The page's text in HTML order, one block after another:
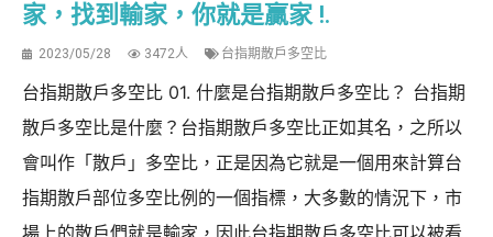
家，找到輸家，你就是贏家 !.
2023/05/28 3472人 台指期散戶多空比
台指期散戶多空比 01. 什麼是台指期散戶多空比？ 台指期
散戶多空比是什麼？台指期散戶多空比正如其名，之所以
會叫作「散戶」多空比，正是因為它就是一個用來計算台
指期散戶部位多空比例的一個指標，大多數的情況下，市